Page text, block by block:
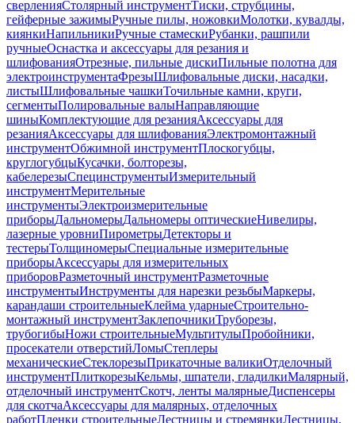
сверленияСтолярный инструментТиски, струбцины,
гейферные зажимыРучные пилы, ножовкиМолотки, кувалды,
киянкиНапильникиРучные стамескиРубанки, рашпили
ручныеОснастка и аксессуары для резания и
шлифованияОтрезные, пильные дискиПильные полотна для
электроинструментаФрезыШлифовальные диски, насадки,
листыШлифовальные чашкиТочильные камни, круги,
сегментыПолировальные валыНаправляющие
шиныКомплектующие для резанияАксессуары для
резанияАксессуары для шлифованияЭлектромонтажный
инструментОбжимной инструментПлоскогубцы,
круглогубцыКусачки, болторезы,
кабелерезыСпецинструментыИзмерительный
инструментМерительные
инструментыЭлектроизмерительные
приборыДальномерыДальномеры оптическиеНивелиры,
лазерные уровниПирометрыДетекторы и
тестерыТолщиномерыСпециальные измерительные
приборыАксессуары для измерительных
приборовРазметочный инструментРазметочные
инструментыИнструменты для нарезки резьбыМаркеры,
карандаши строительныеКлейма ударныеСтроительно-
монтажный инструментЗаклепочникиТруборезы,
трубогибыНожи строительныеМультитулыПробойники,
просекатели отверстийЛомыСтеплеры
механическиеСтеклорезыПрикаточные валикиОтделочный
инструментПлиткорезыКельмы, шпатели, гладилкиМалярный,
отделочный инструментСкотч, ленты малярныеДиспенсеры
для скотчаАксессуары для малярных, отделочных
работПленки строительныеЛестницы и стремянкиЛестницы,